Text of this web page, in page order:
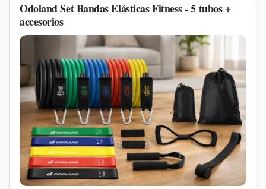
Odoland Set Bandas Elásticas Fitness - 5 tubos +
accesorios